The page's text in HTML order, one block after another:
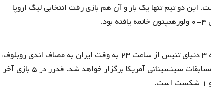
رسانده است. این دو تیم تنها یک بار و آن هم بازی رفت انتخابی لیگ اروپا
در مسابقات ورزشی امروز، راجر فدرر تنیسور شماره ۳ دنیای تنیس از ساعت ۲۳ به وقت ایران به مصاف اندی روبلوف،
تنیسور شماره ۷۰ دنیا خواهد رفت. این بازی تحت مسابقات سینسیناتی آمریکا برگزار خواهد شد. فدرر در ۵ بازی آخر